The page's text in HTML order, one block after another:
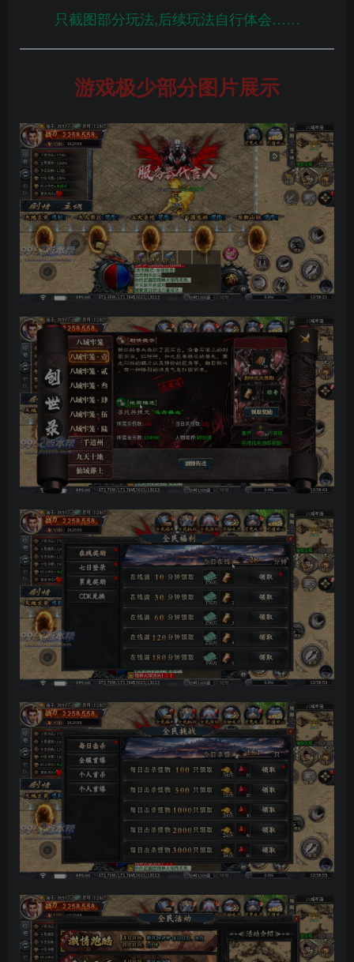
只截图部分玩法,后续玩法自行体会……
游戏极少部分图片展示